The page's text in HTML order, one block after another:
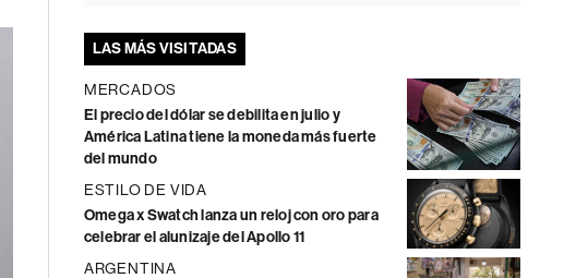
LAS MÁS VISITADAS
MERCADOS
El precio del dólar se debilita en julio y
América Latina tiene la moneda más fuerte
del mundo
ESTILO DE VIDA
Omega x Swatch lanza un reloj con oro para
celebrar el alunizaje del Apollo 11
ARGENTINA